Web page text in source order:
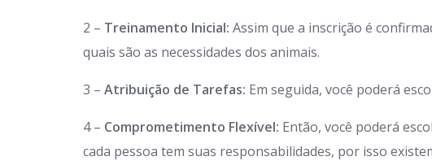
2 – Treinamento Inicial: Assim que a inscrição é
quais são as necessidades dos animais.
3 – Atribuição de Tarefas: Em seguida, você poderá
4 – Comprometimento Flexível: Então, você poderá
cada pessoa tem suas responsabilidades, por isso